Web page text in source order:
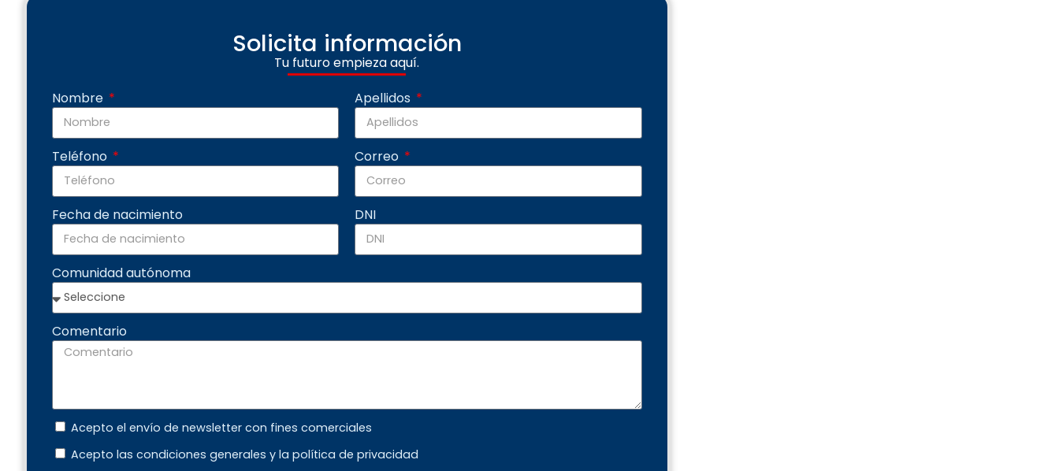
Solicita información
Tu futuro empieza aquí.
Nombre
Apellidos
Teléfono Correo
Fecha de nacimiento DNI
Comunidad autónoma
Comentario
Acepto el envío de newsletter con fines comerciales
Acepto las condiciones generales y la política de privacidad